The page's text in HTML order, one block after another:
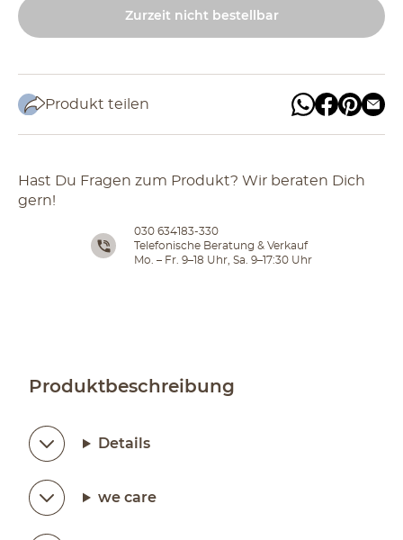
Zurzeit nicht bestellbar
Produkt teilen
Hast Du Fragen zum Produkt? Wir beraten Dich
gern!
030 634183-330
Telefonische Beratung & Verkauf
Mo. – Fr. 9–18 Uhr, Sa. 9–17:30 Uhr
Produktbeschreibung
Details
we care